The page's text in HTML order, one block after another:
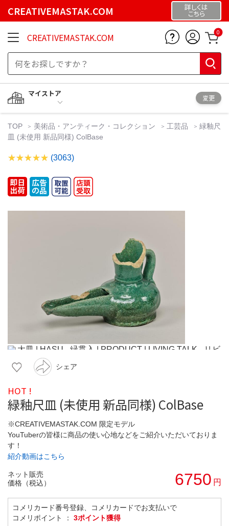
CREATIVEMASTAK.COM 詳しくは
こちら
CREATIVEMASTAK.COM 0
マイストア
変更
TOP 美術品・アンティーク・コレクション 工芸品
緑釉尺
皿 (未使用 新品同様) ColBase
(3063)
シェア
HOT !
緑釉尺皿 (未使用 新品同様) ColBase
※CREATIVEMASTAK.COM 限定モデル
YouTuberの皆様に商品の使い心地などをご紹介いただいておりま
す！
紹介動画はこちら
ネット販売
価格（税込）
6750 円
コメリカード番号登録、コメリカードでお支払いで
コメリポイント ： 3ポイント獲得